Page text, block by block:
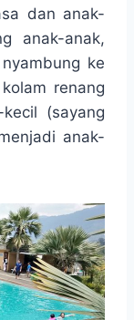
dan anak-
anak-anak,
ke
renang
(sayang
anak-